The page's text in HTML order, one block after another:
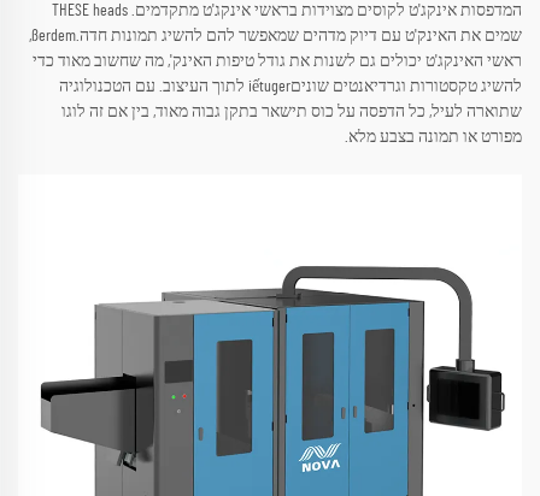
המדפסות אינקג'ט לקוסים מצוידות בראשי אינקג'ט מתקדמים. THESE heads
שמים את האינק'ט עם דיוק מדהים שמאפשר להם להשיג תמונות חדה.ßerdem,
ראשי האינקג'ט יכולים גם לשנות את גודל טיפות האינק', מה שחשוב מאוד כדי
להשיג טקסטורות וגרדיאנטים שוניםiếtuger לתוך העיצוב. עם הטכנולוגיה
שתוארה לעיל, כל הדפסה על כוס תישאר בתקן גבוה מאוד, בין אם זה לוגו
מפורט או תמונה בצבע מלא.